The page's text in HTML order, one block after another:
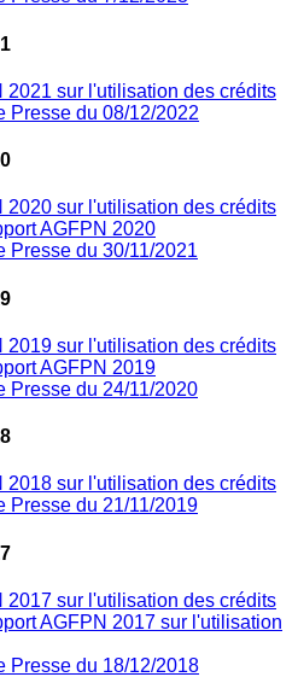
2021 sur l'utilisation des crédits
Presse du 08/12/2022
2020 sur l'utilisation des crédits
AGFPN 2020
Presse du 30/11/2021
2019 sur l'utilisation des crédits
AGFPN 2019
Presse du 24/11/2020
2018 sur l'utilisation des crédits
Presse du 21/11/2019
2017 sur l'utilisation des crédits
AGFPN 2017 sur l'utilisation
Presse du 18/12/2018